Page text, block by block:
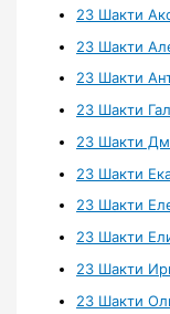
23 Шакти
23 Шакти
23 Шакти
23 Шакти
23 Шакти
23 Шакти
23 Шакти
23 Шакти
23 Шакти
23 Шакти